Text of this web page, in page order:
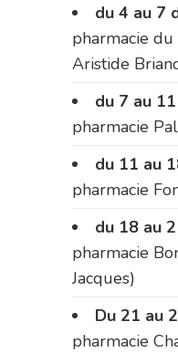
du 4 au 7
pharmacie
Aristide
du 7 au
pharmacie
du 11 au
pharmacie
du 18 au
pharmacie
Jacques)
Du 21 au
pharmacie